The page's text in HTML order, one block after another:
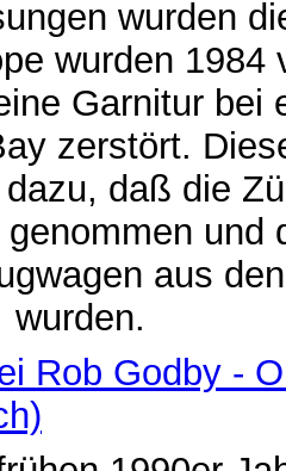
wurden
wurden 1984
Garnitur bei
zerstört.
daß die
genommen und
aus
Rob Godby -